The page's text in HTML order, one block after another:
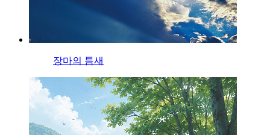
장마의 틈새